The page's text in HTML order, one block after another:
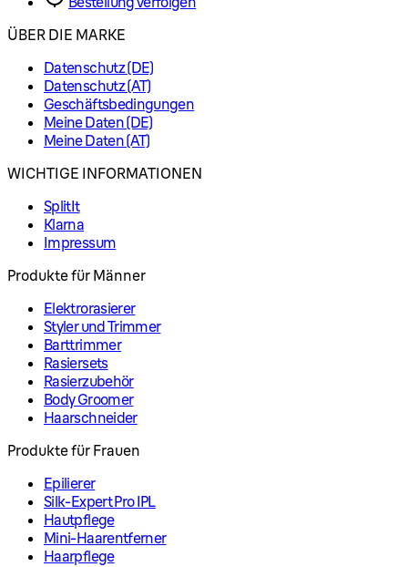
ÜBER DIE MARKE
Datenschutz (DE)
Datenschutz (AT)
Geschäftsbedingungen
Meine Daten (DE)
Meine Daten (AT)
WICHTIGE INFORMATIONEN
SplitIt
Klarna
Impressum
Produkte für Männer
Elektrorasierer
Styler und Trimmer
Barttrimmer
Rasiersets
Rasierzubehör
Body Groomer
Haarschneider
Produkte für Frauen
Epilierer
Silk-Expert Pro IPL
Hautpflege
Mini-Haarentferner
Haarpflege